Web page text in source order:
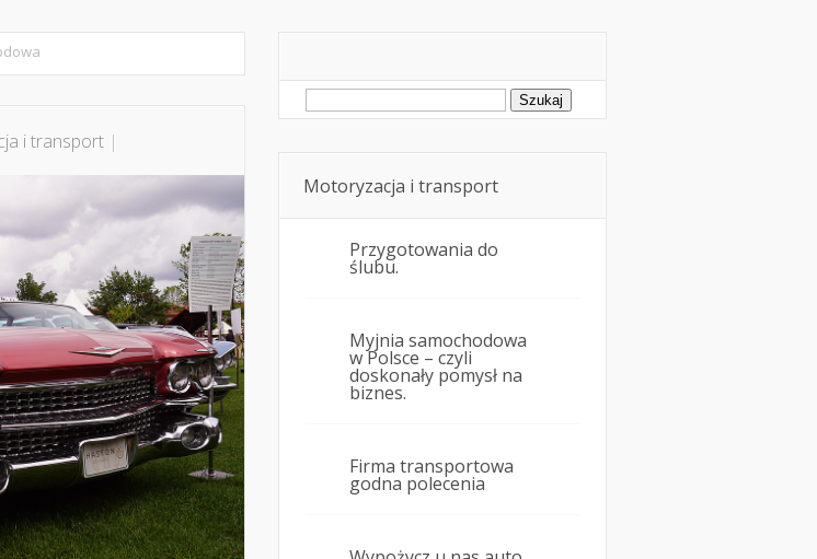
i transport |
Szukaj:
Motoryzacja i transport
Przygotowania do
ślubu.
Myjnia samochodowa
w Polsce – czyli
doskonały pomysł na
biznes.
Firma transportowa
godna polecenia